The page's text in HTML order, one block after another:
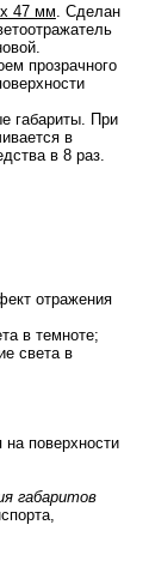
47 мм . Сделан
прозрачного
габариты. При
в
в 8 раз.
отражения
в темноте;
света в
на поверхности
габаритов